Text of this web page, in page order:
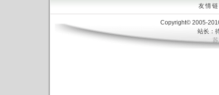
友情
Copyright© 2005-
站长：